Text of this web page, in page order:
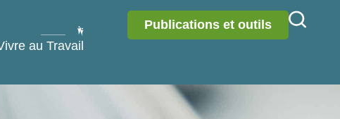
au Travail
Publications et outils